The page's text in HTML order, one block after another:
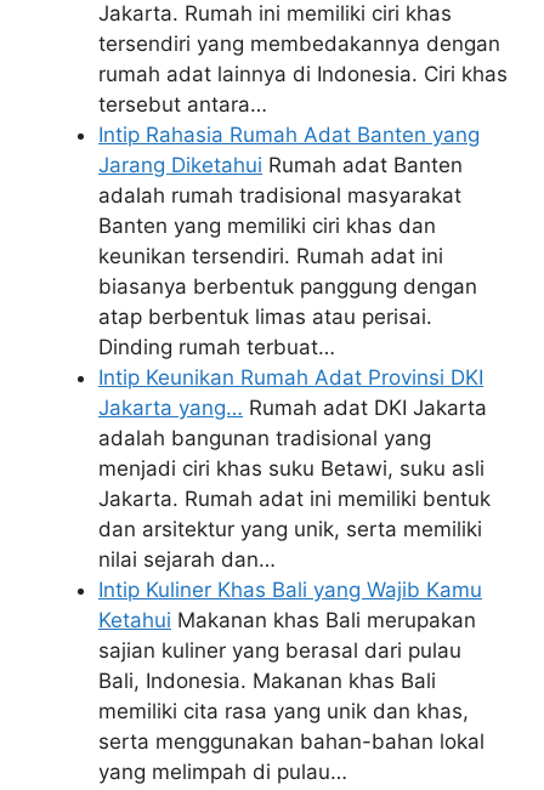
Jakarta. Rumah ini memiliki ciri khas
tersendiri yang membedakannya dengan
rumah adat lainnya di Indonesia. Ciri khas
tersebut antara…
Intip Rahasia Rumah Adat Banten yang
Jarang Diketahui Rumah adat Banten
adalah rumah tradisional masyarakat
Banten yang memiliki ciri khas dan
keunikan tersendiri. Rumah adat ini
biasanya berbentuk panggung dengan
atap berbentuk limas atau perisai.
Dinding rumah terbuat…
Intip Keunikan Rumah Adat Provinsi DKI
Jakarta yang… Rumah adat DKI Jakarta
adalah bangunan tradisional yang
menjadi ciri khas suku Betawi, suku asli
Jakarta. Rumah adat ini memiliki bentuk
dan arsitektur yang unik, serta memiliki
nilai sejarah dan…
Intip Kuliner Khas Bali yang Wajib Kamu
Ketahui Makanan khas Bali merupakan
sajian kuliner yang berasal dari pulau
Bali, Indonesia. Makanan khas Bali
memiliki cita rasa yang unik dan khas,
serta menggunakan bahan-bahan lokal
yang melimpah di pulau…